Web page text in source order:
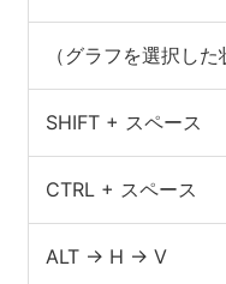
（グラフを選択し
SHIFT + スペース
CTRL + スペース
ALT → H → V